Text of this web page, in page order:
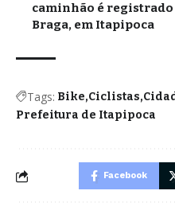
caminhão é
Braga, em Itapipoca
Tags: Bike Ciclistas
Prefeitura de Itapipoca
Facebook